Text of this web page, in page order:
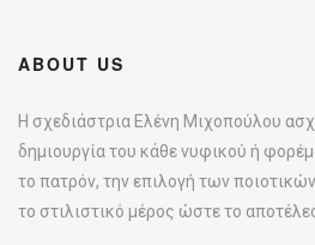
ABOUT US
Η σχεδιάστρια Ελένη Μιχοπούλου
δημιουργία του κάθε νυφικού ή
το πατρόν, την επιλογή των
το στιλιστικό μέρος ώστε το